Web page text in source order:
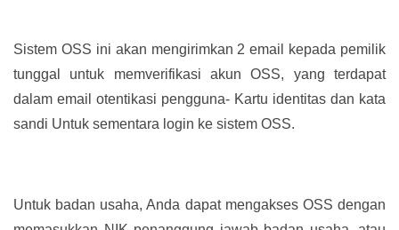
Sistem OSS ini akan mengirimkan 2 email kepada pemilik
tunggal untuk memverifikasi akun OSS, yang terdapat
dalam email otentikasi pengguna- Kartu identitas dan kata
sandi Untuk sementara login ke sistem OSS.
Untuk badan usaha, Anda dapat mengakses OSS dengan